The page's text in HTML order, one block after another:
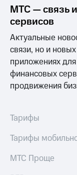
МТС — связь
сервисов
Актуальные
связи, но и
приложениях
финансовых
продвижения
Тарифы
Тарифы
МТС Проще